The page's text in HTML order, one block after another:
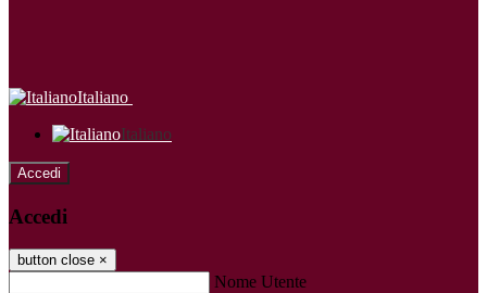
Italiano
Italiano
Accedi
Accedi
button close ×
Nome Utente